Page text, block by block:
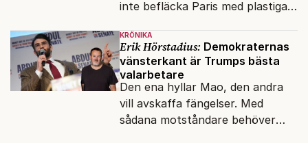
inte befläcka Paris med plastiga
KRÖNIKA
Erik Hörstadius: Demokraternas
vänsterkant är Trumps bästa
valarbetare
Den ena hyllar Mao, den andra
vill avskaffa fängelser. Med
sådana motståndare behöver